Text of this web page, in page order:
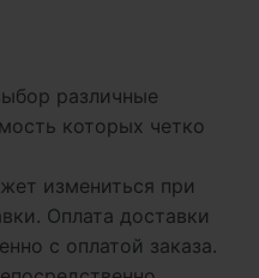
различные
которых четко
измениться при
Оплата доставки
с оплатой заказа.